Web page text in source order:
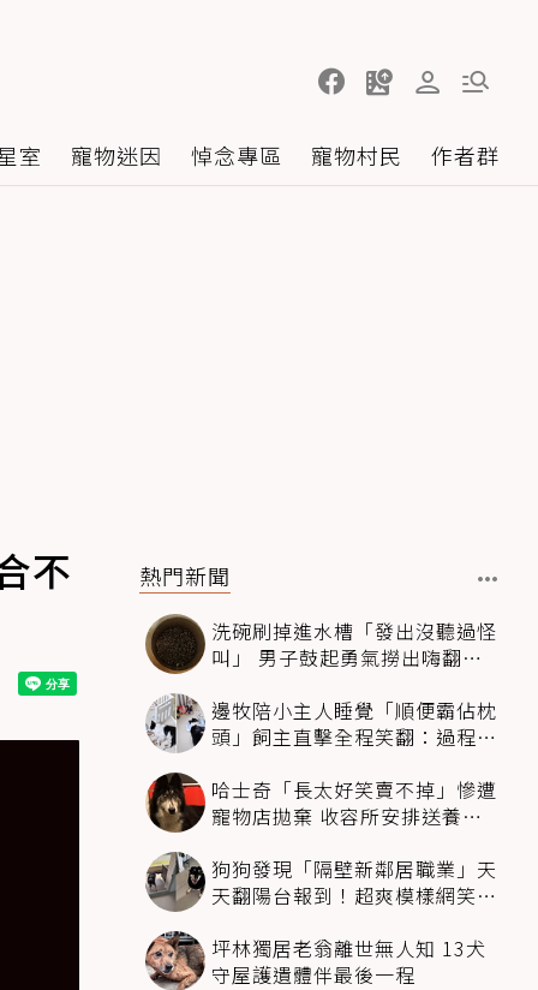
室 寵物迷因 悼念專區 寵物村民 作者群
不 熱門新聞
洗碗刷掉進水槽「發出沒聽過怪
叫」 男子鼓起勇氣撈出嗨翻：
邊牧陪小主人睡覺「順便霸佔枕
頭」飼主直擊全程笑翻：過程絲
哈士奇「長太好笑賣不掉」慘遭
寵物店拋棄 收容所安排送養活
狗狗發現「隔壁新鄰居職業」天
天翻陽台報到！超爽模樣網笑
坪林獨居老翁離世無人知 13犬
守屋護遺體伴最後一程